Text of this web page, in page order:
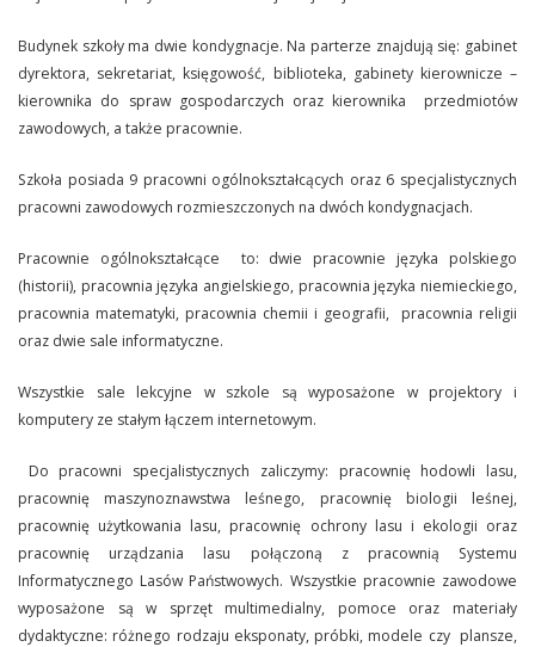
Budynek szkoły ma dwie kondygnacje. Na parterze znajdują się: gabinet
dyrektora, sekretariat, księgowość, biblioteka, gabinety kierownicze –
kierownika do spraw gospodarczych oraz kierownika przedmiotów
zawodowych, a także pracownie.
Szkoła posiada 9 pracowni ogólnokształcących oraz 6 specjalistycznych
pracowni zawodowych rozmieszczonych na dwóch kondygnacjach.
Pracownie ogólnokształcące to: dwie pracownie języka polskiego
(historii), pracownia języka angielskiego, pracownia języka niemieckiego,
pracownia matematyki, pracownia chemii i geografii, pracownia religii
oraz dwie sale informatyczne.
Wszystkie sale lekcyjne w szkole są wyposażone w projektory i
komputery ze stałym łączem internetowym.
Do pracowni specjalistycznych zaliczymy: pracownię hodowli lasu,
pracownię maszynoznawstwa leśnego, pracownię biologii leśnej,
pracownię użytkowania lasu, pracownię ochrony lasu i ekologii oraz
pracownię urządzania lasu połączoną z pracownią Systemu
Informatycznego Lasów Państwowych. Wszystkie pracownie zawodowe
wyposażone są w sprzęt multimedialny, pomoce oraz materiały
dydaktyczne: różnego rodzaju eksponaty, próbki, modele czy plansze,